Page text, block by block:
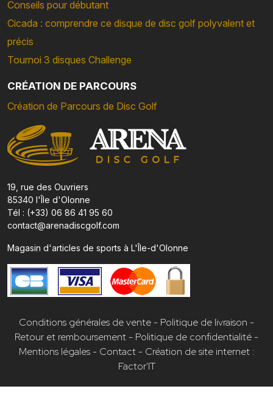
Conseils pour débutant
Cicada : comprendre ce disque de disc golf polyvalent et
précis
Tournoi 3 disques Challenge
CRÉATION DE PARCOURS
Création de Parcours de Disc Golf
19, rue des Ouvriers
85340 l'Île d'Olonne
Tél : (+33) 06 86 41 95 60
contact@arenadiscgolf.com
Magasin d'articles de sports à L'Île-d'Olonne
Conditions générales de vente- Politique de livraison -
Retour et remboursement- Politique de confidentialité-
Mentions légales- Contact- Création de site internet :
Factor'IT